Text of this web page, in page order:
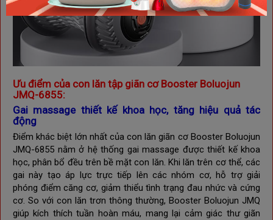
Ưu điểm của con lăn tập giãn cơ Booster Boluojun
JMQ-6855:
Gai massage thiết kế khoa học, tăng hiệu quả tác
động
Điểm khác biệt lớn nhất của con lăn giãn cơ Booster Boluojun
JMQ-6855 nằm ở hệ thống gai massage được thiết kế khoa
học, phân bổ đều trên bề mặt con lăn. Khi lăn trên cơ thể, các
gai này tạo áp lực trực tiếp lên các nhóm cơ, hỗ trợ giải
phóng điểm căng cơ, giảm thiểu tình trạng đau nhức và cứng
cơ. So với con lăn trơn thông thường, Booster Boluojun JMQ
giúp kích thích tuần hoàn máu, mang lại cảm giác thư giãn